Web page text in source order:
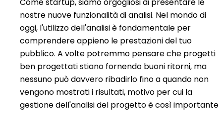
nostre nuove funzionalità di analisi. Nel mondo di
oggi, l'utilizzo dell'analisi è fondamentale per
comprendere appieno le prestazioni del tuo
pubblico. A volte potremmo pensare che progetti
ben progettati stiano fornendo buoni ritorni, ma
nessuno può davvero ribadirlo fino a quando non
vengono mostrati i risultati, motivo per cui la
gestione dell'analisi del progetto è così importante